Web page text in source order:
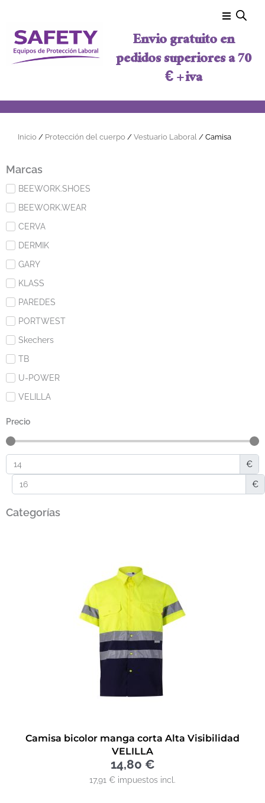
Envio gratuito en
pedidos superiores a 70
€ + iva
Inicio / Protección del cuerpo / Vestuario Laboral / Camisa
Marcas
BEEWORK.SHOES
BEEWORK.WEAR
CERVA
DERMIK
GARY
KLASS
PAREDES
PORTWEST
Skechers
TB
U-POWER
VELILLA
Precio
€
€
Categorías
Camisa bicolor manga corta Alta Visibilidad
VELILLA
14,80 €
17,91 € impuestos incl.